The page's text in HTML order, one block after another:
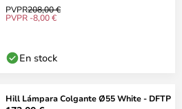
PVPR208,00 €
PVPR -8,00 €
En stock
Hill Lámpara Colgante Ø55 White - DFTP